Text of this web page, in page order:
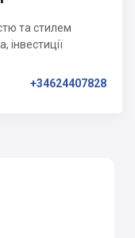
та стилем
інвестиції
+34624407828